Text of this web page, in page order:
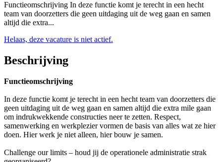
Functieomschrijving In deze functie komt je terecht in een hecht
team van doorzetters die geen uitdaging uit de weg gaan en samen
altijd die extra...
Helaas, deze vacature is niet actief.
Beschrijving
Functieomschrijving
In deze functie komt je terecht in een hecht team van doorzetters die
geen uitdaging uit de weg gaan en samen altijd die extra mile gaan
om indrukwekkende constructies neer te zetten. Respect,
samenwerking en werkplezier vormen de basis van alles wat ze hier
doen. Hier werk je niet alleen, hier bouw je samen.
Challenge our limits – houd jij de operationele administratie strak